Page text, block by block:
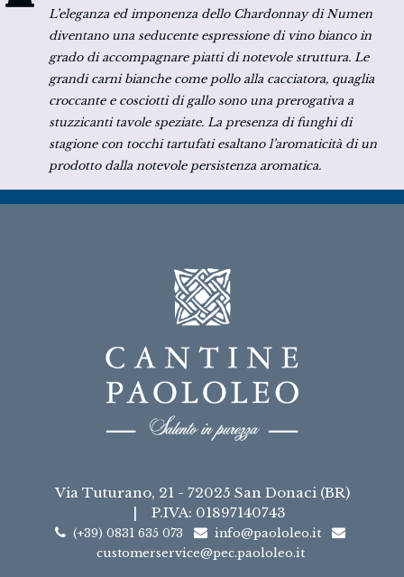
L’eleganza ed imponenza dello Chardonnay di Numen
diventano una seducente espressione di vino bianco in
grado di accompagnare piatti di notevole struttura. Le
grandi carni bianche come pollo alla cacciatora, quaglia
croccante e cosciotti di gallo sono una prerogativa a
stuzzicanti tavole speziate. La presenza di funghi di
stagione con tocchi tartufati esaltano l’aromaticità di un
prodotto dalla notevole persistenza aromatica.
Via Tuturano, 21 - 72025 San Donaci (BR)
|
P.IVA: 01897140743
(+39) 0831 635 073
info@paololeo.it
customerservice@pec.paololeo.it